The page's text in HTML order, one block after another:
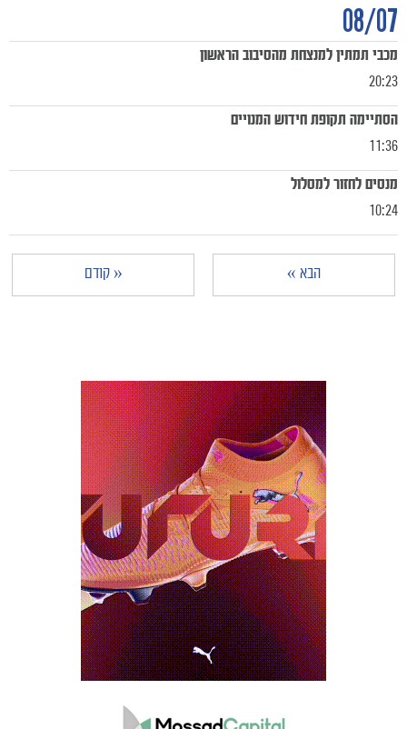
08/07
20:23
מכבי תמתין למנצחת מהסיבוב הראשון
11:36
הסתיימה תקופת חידוש המנויים
10:24
מנסים לחזור למסלול
« קודם הבא »